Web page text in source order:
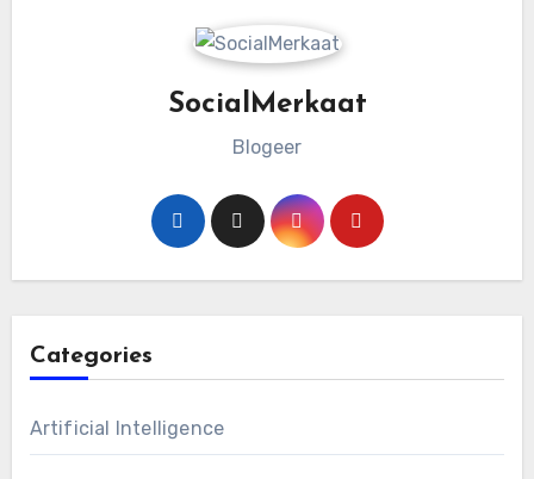
SocialMerkaat
Blogeer
Categories
Artificial Intelligence